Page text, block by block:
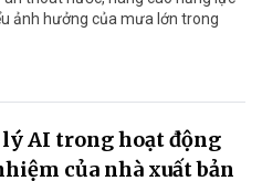
ảnh hưởng của mưa lớn trong
lý AI trong hoạt động
của nhà xuất bản